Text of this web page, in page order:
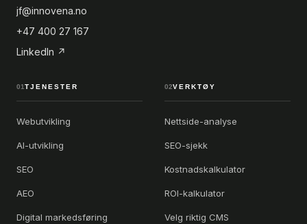
jf@innovena.no
+47 400 27 167
LinkedIn ↗
01TJENESTER
Webutvikling
AI-utvikling
SEO
AEO
Digital markedsføring
02VERKTØY
Nettside-analyse
SEO-sjekk
Kostnadskalkulator
ROI-kalkulator
Velg riktig CMS